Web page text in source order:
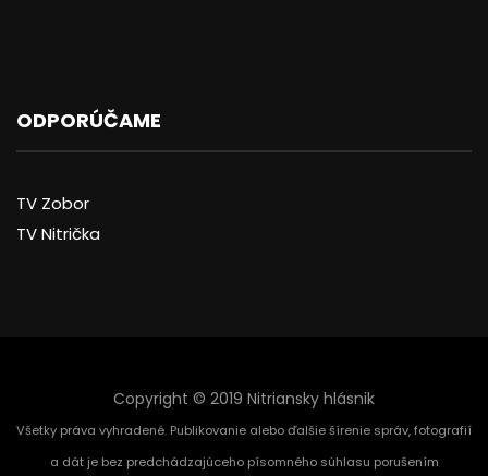
ODPORÚČAME
TV Zobor
TV Nitrička
Copyright © 2019 Nitriansky hlásnik
Všetky práva vyhradené. Publikovanie alebo ďalšie šírenie správ, fotografií
a dát je bez predchádzajúceho písomného súhlasu porušením